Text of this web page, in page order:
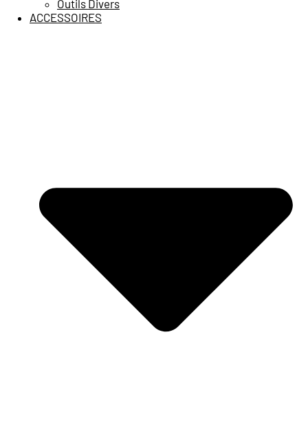
Outils Divers
ACCESSOIRES